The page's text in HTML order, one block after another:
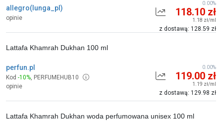
allegro(lunga_pl)
opinie 118.10 zł
1.18 zł/ml
z dostawą: 128.59 zł
0.00%
perfun.pl
Kod -10%, PERFUMEHUB10
opinie
Lattafa Khamrah Dukhan 100 ml
119.00 zł
1.19 zł/ml
z dostawą: 129.98 zł
0.00%
Lattafa Khamrah Dukhan woda perfumowana unisex 100 ml